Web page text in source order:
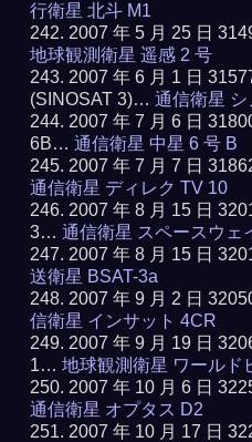
行衛星 北斗 M1
2007 年 5 月 25 日
地球観測衛星 遥感 2 号
2007 年 6 月 1 日
(SINOSAT 3)…通信衛星
2007 年 7 月 6 日
6B…通信衛星 中星 6 号 B
2007 年 7 月 7 日
通信衛星 ディレク TV 10
2007 年 8 月 15 日
3…通信衛星 スペースウェ
2007 年 8 月 15 日
送衛星 BSAT-3a
2007 年 9 月 2 日
信衛星 インサット 4CR
2007 年 9 月 19 日
1…地球観測衛星 ワールド
2007 年 10 月 6 日
通信衛星 オプタス D2
2007 年 10 月 17 日